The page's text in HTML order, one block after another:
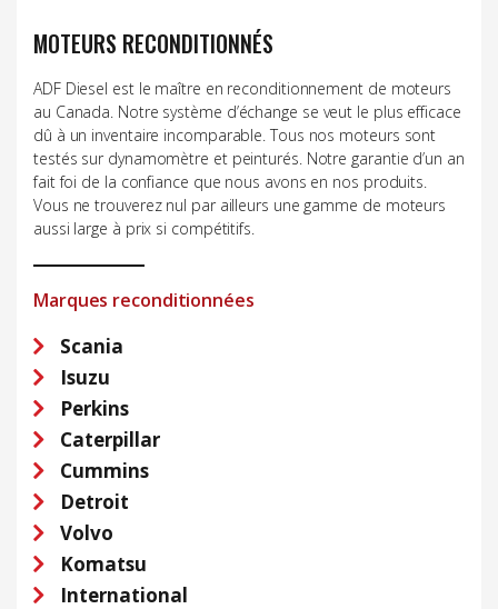
MOTEURS RECONDITIONNÉS
ADF Diesel est le maître en reconditionnement de moteurs
au Canada. Notre système d’échange se veut le plus efficace
dû à un inventaire incomparable. Tous nos moteurs sont
testés sur dynamomètre et peinturés. Notre garantie d’un an
fait foi de la confiance que nous avons en nos produits.
Vous ne trouverez nul par ailleurs une gamme de moteurs
aussi large à prix si compétitifs.
Marques reconditionnées
Scania
Isuzu
Perkins
Caterpillar
Cummins
Detroit
Volvo
Komatsu
International